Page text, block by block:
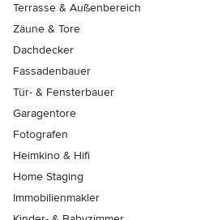
Terrasse & Außenbereich
Zäune & Tore
Dachdecker
Fassadenbauer
Tür- & Fensterbauer
Garagentore
Fotografen
Heimkino & Hifi
Home Staging
Immobilienmakler